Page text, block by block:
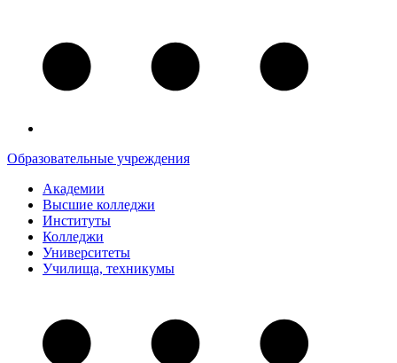
Образовательные учреждения
Академии
Высшие колледжи
Институты
Колледжи
Университеты
Училища, техникумы